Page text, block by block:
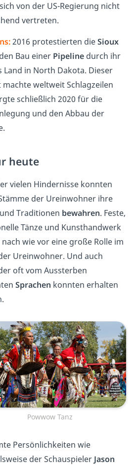
von der US-Regierung nicht
vertreten.
2016 protestierten dieSioux
Bau einer Pipeline durch ihr
Land in North Dakota. Dieser
machte weltweit Schlagzeilen
schließlich 2020 für die
und den Abbau der
heute
vielen Hindernisse konnten
der Ureinwohner ihre
und Traditionen bewahren. Feste,
Tänze und Kunsthandwerk
wie vor eine große Rolle im
Ureinwohner. Und auch
oft vom Aussterben
Sprachen konnten erhalten
Powwow Tanz
Persönlichkeiten wie
der Schauspieler Jason